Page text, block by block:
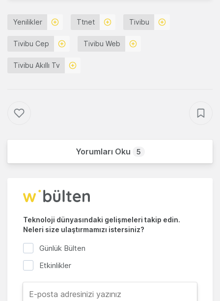
Yenilikler Ttnet Tivibu
Tivibu Cep Tivibu Web
Tivibu Akıllı Tv
Yorumları Oku 5
Teknoloji dünyasındaki gelişmeleri takip edin.
Neleri size ulaştırmamızı istersiniz?
Günlük Bülten
Etkinlikler